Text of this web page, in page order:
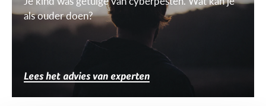
als ouder doen?
Lees het advies van experten